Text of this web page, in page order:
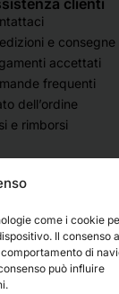
come i cookie
Il consenso
di
può influire
e consegne
accettati
frequenti
dell’ordine
e rimborsi